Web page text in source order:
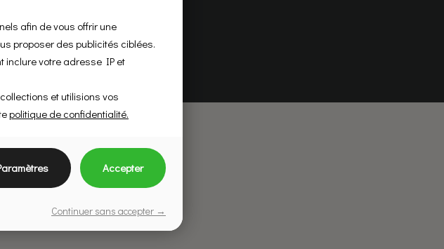
afin de vous offrir une
proposer des publicités ciblées.
inclure votre adresse IP et
et utilisions vos
politique de confidentialité.
Accepter
Continuer sans accepter →